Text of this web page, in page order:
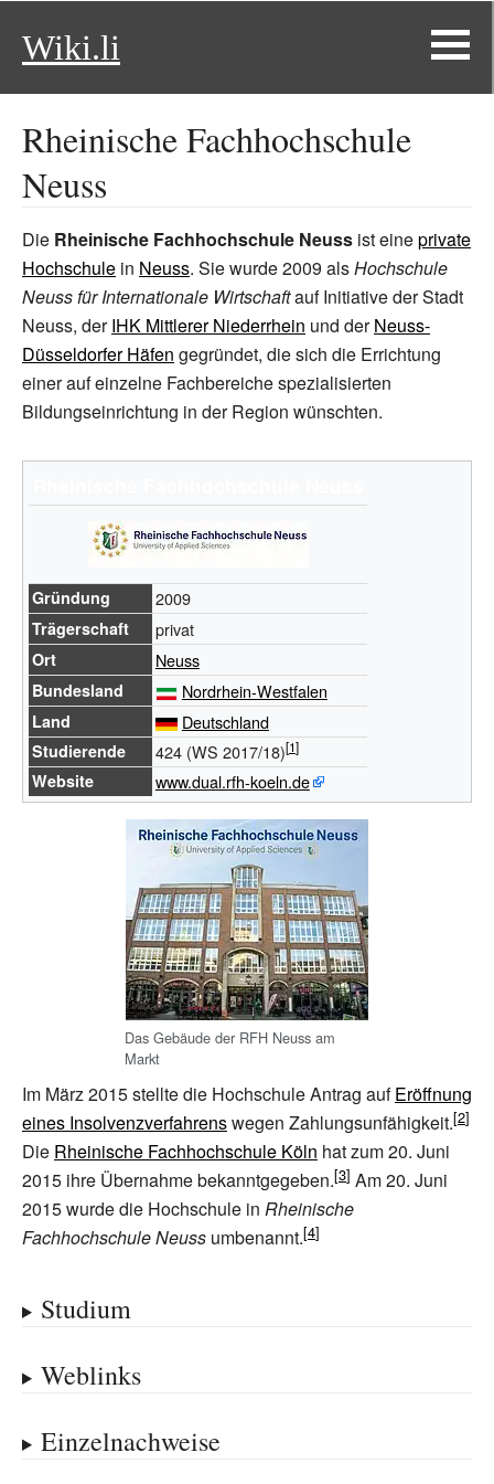
Wiki.li
Rheinische Fachhochschule
Neuss
Die Rheinische Fachhochschule Neuss ist eineprivate
Hochschule in Neuss. Sie wurde 2009 alsHochschule
Neuss für Internationale Wirtschaftauf Initiative der Stadt
Neuss, derIHK Mittlerer Niederrhein und derNeuss-
Düsseldorfer Häfen gegründet, die sich die Errichtung
einer auf einzelne Fachbereiche spezialisierten
Bildungseinrichtung in der Region wünschten.
Gründung 2009
Trägerschaft privat
Ort Neuss
Bundesland Nordrhein-Westfalen
Land Deutschland
Studierende 424 (WS 2017/18)
Website www.dual.rfh-koeln.de
Das Gebäude der RFH Neuss am
Markt
Im März 2015 stellte die Hochschule Antrag aufEröffnung
eines Insolvenzverfahrenswegen Zahlungsunfähigkeit.
Die Rheinische Fachhochschule Köln hat zum 20. Juni
2015 ihre Übernahme bekanntgegeben.
Am 20. Juni
2015 wurde die Hochschule in Rheinische
Fachhochschule Neuss umbenannt.
Studium
Weblinks
Einzelnachweise